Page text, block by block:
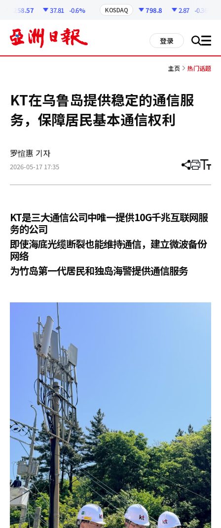
6258.57 37.81 -0.6% KOSDAQ 798.8 2.87 -0.36%
登录 搜 all
主页 热门话题
KT在乌鲁岛提供稳定的通信服
务，保障居民基本通信权利
罗愃惠 기자
2026-05-17 17:35 分
章
打 调
小
KT是三大通信公司中唯一提供10G千兆互联网服
务的公司
即使海底光缆断裂也能维持通信，建立微波备份
网络
为竹岛第一代居民和独岛海警提供通信服务